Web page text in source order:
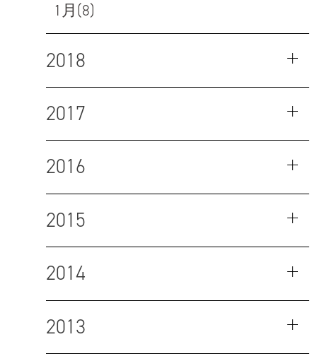
1月(8)
2018
2017
2016
2015
2014
2013